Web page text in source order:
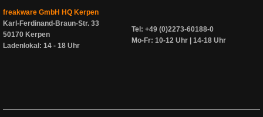
freakware GmbH HQ Kerpen
Karl-Ferdinand-Braun-Str. 33
50170 Kerpen
Ladenlokal: 14 - 18 Uhr
Tel: +49 (0)2273-60188-0
Mo-Fr: 10-12 Uhr | 14-18 Uhr